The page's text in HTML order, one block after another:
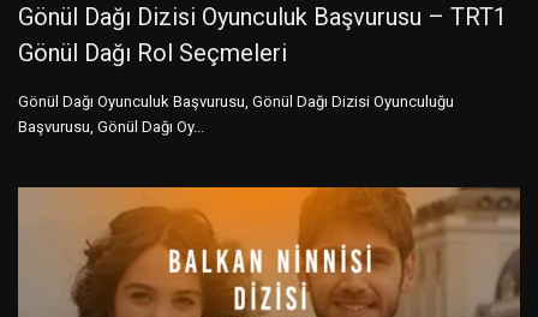
Gönül Dağı Dizisi Oyunculuk Başvurusu – TRT1
Gönül Dağı Rol Seçmeleri
Gönül Dağı Oyunculuk Başvurusu, Gönül Dağı Dizisi Oyunculuğu
Başvurusu, Gönül Dağı Oy...